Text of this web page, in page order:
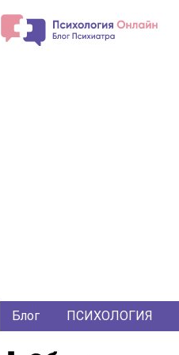
Блог ПСИХОЛОГИЯ